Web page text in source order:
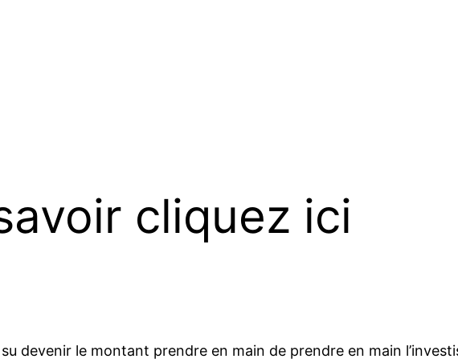
cliquez ici
devenir le montant prendre en main de prendre en main